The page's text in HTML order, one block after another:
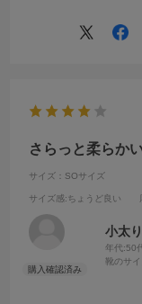
めなのと、レースが
でも肌触りを考える
さらっと柔らか
サイズ：SOサイズ
サイズ感:ちょうど良い
小太
年代:50
靴のサ